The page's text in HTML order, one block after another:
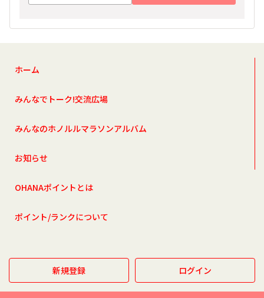
ホーム
みんなでトーク!交流広場
みんなのホノルルマラソンアルバム
お知らせ
OHANAポイントとは
ポイント/ランクについて
新規登録 ログイン